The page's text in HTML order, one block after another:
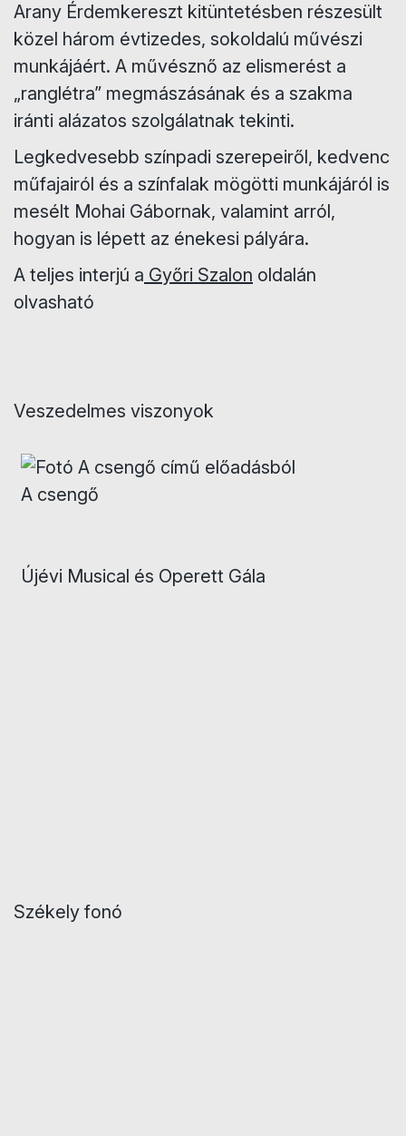
Arany Érdemkereszt kitüntetésben részesült
közel három évtizedes, sokoldalú művészi
munkájáért. A művésznő az elismerést a
„ranglétra” megmászásának és a szakma
iránti alázatos szolgálatnak tekinti.
Legkedvesebb színpadi szerepeiről, kedvenc
műfajairól és a színfalak mögötti munkájáról is
mesélt Mohai Gábornak, valamint arról,
hogyan is lépett az énekesi pályára.
A teljes interjú a Győri Szalon oldalán
olvasható
Veszedelmes viszonyok
A csengő
Újévi Musical és Operett Gála
Székely fonó